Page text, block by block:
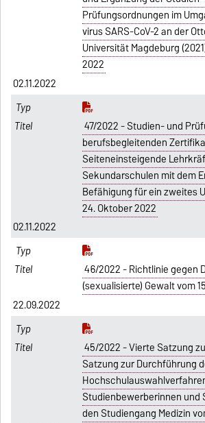
Prüfungsordnungen im
virus SARS-CoV-2 an der
Universität Magdeburg
2022
02.11.2022
47/2022 - Studien- und
berufsbegleitenden
Seiteneinsteigende
Sekundarschulen mit dem
Befähigung für ein zweites
24. Oktober 2022
02.11.2022
46/2022 - Richtlinie gegen
(sexualisierte) Gewalt vom
22.09.2022
45/2022 - Vierte Satzung
Satzung zur Durchführung
Studienbewerberinnen
den Studiengang Medizin